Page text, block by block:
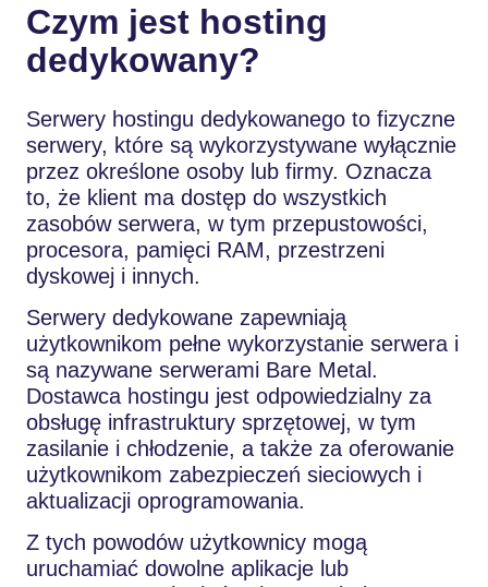
Czym jest hosting
dedykowany?
Serwery hostingu dedykowanego to fizyczne
serwery, które są wykorzystywane wyłącznie
przez określone osoby lub firmy. Oznacza
to, że klient ma dostęp do wszystkich
zasobów serwera, w tym przepustowości,
procesora, pamięci RAM, przestrzeni
dyskowej i innych.
Serwery dedykowane zapewniają
użytkownikom pełne wykorzystanie serwera i
są nazywane serwerami Bare Metal.
Dostawca hostingu jest odpowiedzialny za
obsługę infrastruktury sprzętowej, w tym
zasilanie i chłodzenie, a także za oferowanie
użytkownikom zabezpieczeń sieciowych i
aktualizacji oprogramowania.
Z tych powodów użytkownicy mogą
uruchamiać dowolne aplikacje lub